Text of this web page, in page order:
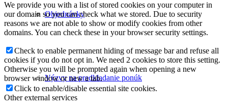
Objednávky
Výzvy na predkladanie ponúk
We provide you with a list of stored cookies on your computer in
our domain so you can check what we stored. Due to security
reasons we are not able to show or modify cookies from other
domains. You can check these in your browser security settings.
Check to enable permanent hiding of message bar and refuse all
cookies if you do not opt in. We need 2 cookies to store this setting.
Otherwise you will be prompted again when opening a new
browser window or new a tab.
Click to enable/disable essential site cookies.
Other external services